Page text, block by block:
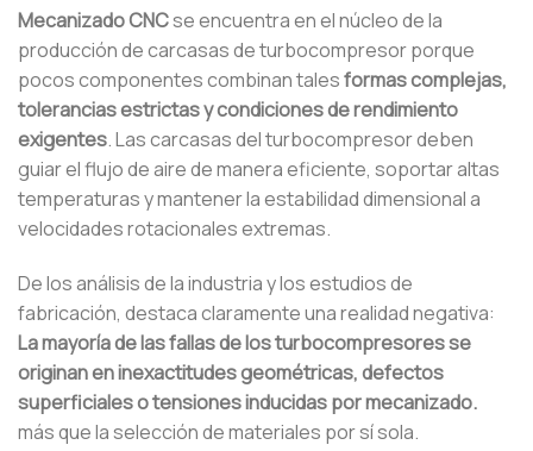
Mecanizado CNCse encuentra en el núcleo de la
producción de carcasas de turbocompresor porque
pocos componentes combinan talesformas complejas,
tolerancias estrictas y condiciones de rendimiento
exigentes. Las carcasas del turbocompresor deben
guiar el flujo de aire de manera eficiente, soportar altas
temperaturas y mantener la estabilidad dimensional a
velocidades rotacionales extremas.
De los análisis de la industria y los estudios de
fabricación, destaca claramente una realidad negativa:
La mayoría de las fallas de los turbocompresores se
originan en inexactitudes geométricas, defectos
superficiales o tensiones inducidas por mecanizado.
más que la selección de materiales por sí sola.